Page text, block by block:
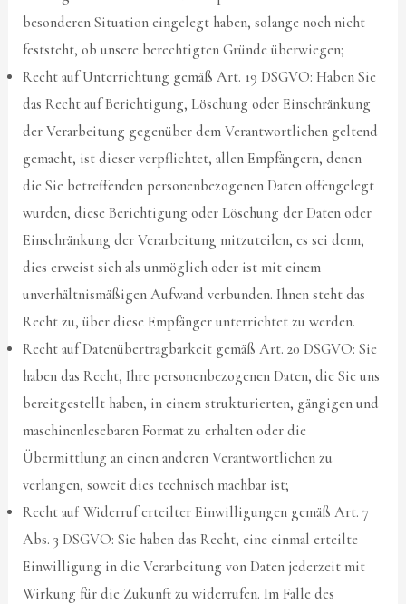
besonderen Situation eingelegt haben, solange noch nicht
feststeht, ob unsere berechtigten Gründe überwiegen;
Recht auf Unterrichtung gemäß Art. 19 DSGVO: Haben Sie
das Recht auf Berichtigung, Löschung oder Einschränkung
der Verarbeitung gegenüber dem Verantwortlichen geltend
gemacht, ist dieser verpflichtet, allen Empfängern, denen
die Sie betreffenden personenbezogenen Daten offengelegt
wurden, diese Berichtigung oder Löschung der Daten oder
Einschränkung der Verarbeitung mitzuteilen, es sei denn,
dies erweist sich als unmöglich oder ist mit einem
unverhältnismäßigen Aufwand verbunden. Ihnen steht das
Recht zu, über diese Empfänger unterrichtet zu werden.
Recht auf Datenübertragbarkeit gemäß Art. 20 DSGVO: Sie
haben das Recht, Ihre personenbezogenen Daten, die Sie uns
bereitgestellt haben, in einem strukturierten, gängigen und
maschinenlesebaren Format zu erhalten oder die
Übermittlung an einen anderen Verantwortlichen zu
verlangen, soweit dies technisch machbar ist;
Recht auf Widerruf erteilter Einwilligungen gemäß Art. 7
Abs. 3 DSGVO: Sie haben das Recht, eine einmal erteilte
Einwilligung in die Verarbeitung von Daten jederzeit mit
Wirkung für die Zukunft zu widerrufen. Im Falle des